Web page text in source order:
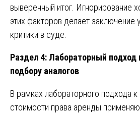
выверенный итог. Игнорирование
этих факторов делает заключение
критики в суде.
Раздел 4: Лабораторный подход
подбору аналогов
В рамках лабораторного подхода
стоимости права аренды